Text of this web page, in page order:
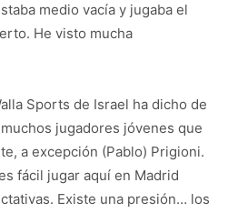
medio vacía y jugaba el
He visto mucha
Sports de Israel ha dicho de
jugadores jóvenes que
a excepción (Pablo) Prigioni.
fácil jugar aquí en Madrid
Existe una presión… los